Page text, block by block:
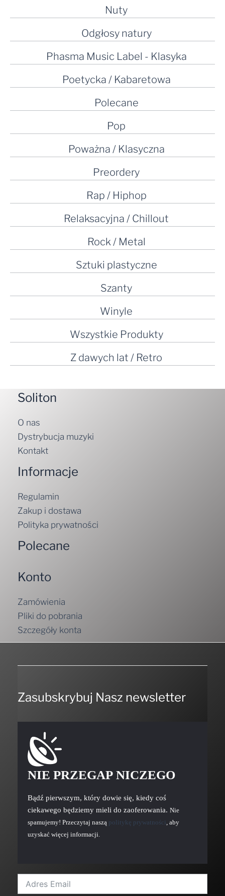
Nuty
Odgłosy natury
Phasma Music Label - Klasyka
Poetycka / Kabaretowa
Polecane
Pop
Poważna / Klasyczna
Preordery
Rap / Hiphop
Relaksacyjna / Chillout
Rock / Metal
Sztuki plastyczne
Szanty
Winyle
Wszystkie Produkty
Z dawych lat / Retro
Soliton
O nas
Dystrybucja muzyki
Kontakt
Informacje
Regulamin
Zakup i dostawa
Polityka prywatności
Polecane
Konto
Zamówienia
Pliki do pobrania
Szczegóły konta
Zasubskrybuj Nasz newsletter
NIE PRZEGAP NICZEGO
Bądź pierwszym, który dowie się, kiedy coś
ciekawego będziemy mieli do zaoferowania. Nie
spamujemy! Przeczytaj naszą politykę prywatności, aby
uzyskać więcej informacji.